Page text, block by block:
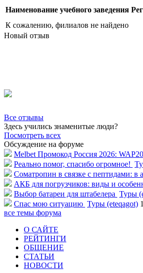
Наименование учебного заведения
К сожалению, филиалов не найдено
Новый отзыв
Все отзывы
Здесь учились знаменитые люди?
Посмотреть всех
Обсуждение на форуме
Melbet Промокод Россия 2026:
Реально помог, спасибо огромное!
Соматропин в связке с пептидами: в
АКБ для погрузчиков: виды и
Выбор батареи для штабелера Туры
Спас мою ситуацию Туры (eteqagot)
все темы форума
О САЙТЕ
РЕЙТИНГИ
ОБЩЕНИЕ
СТАТЬИ
НОВОСТИ